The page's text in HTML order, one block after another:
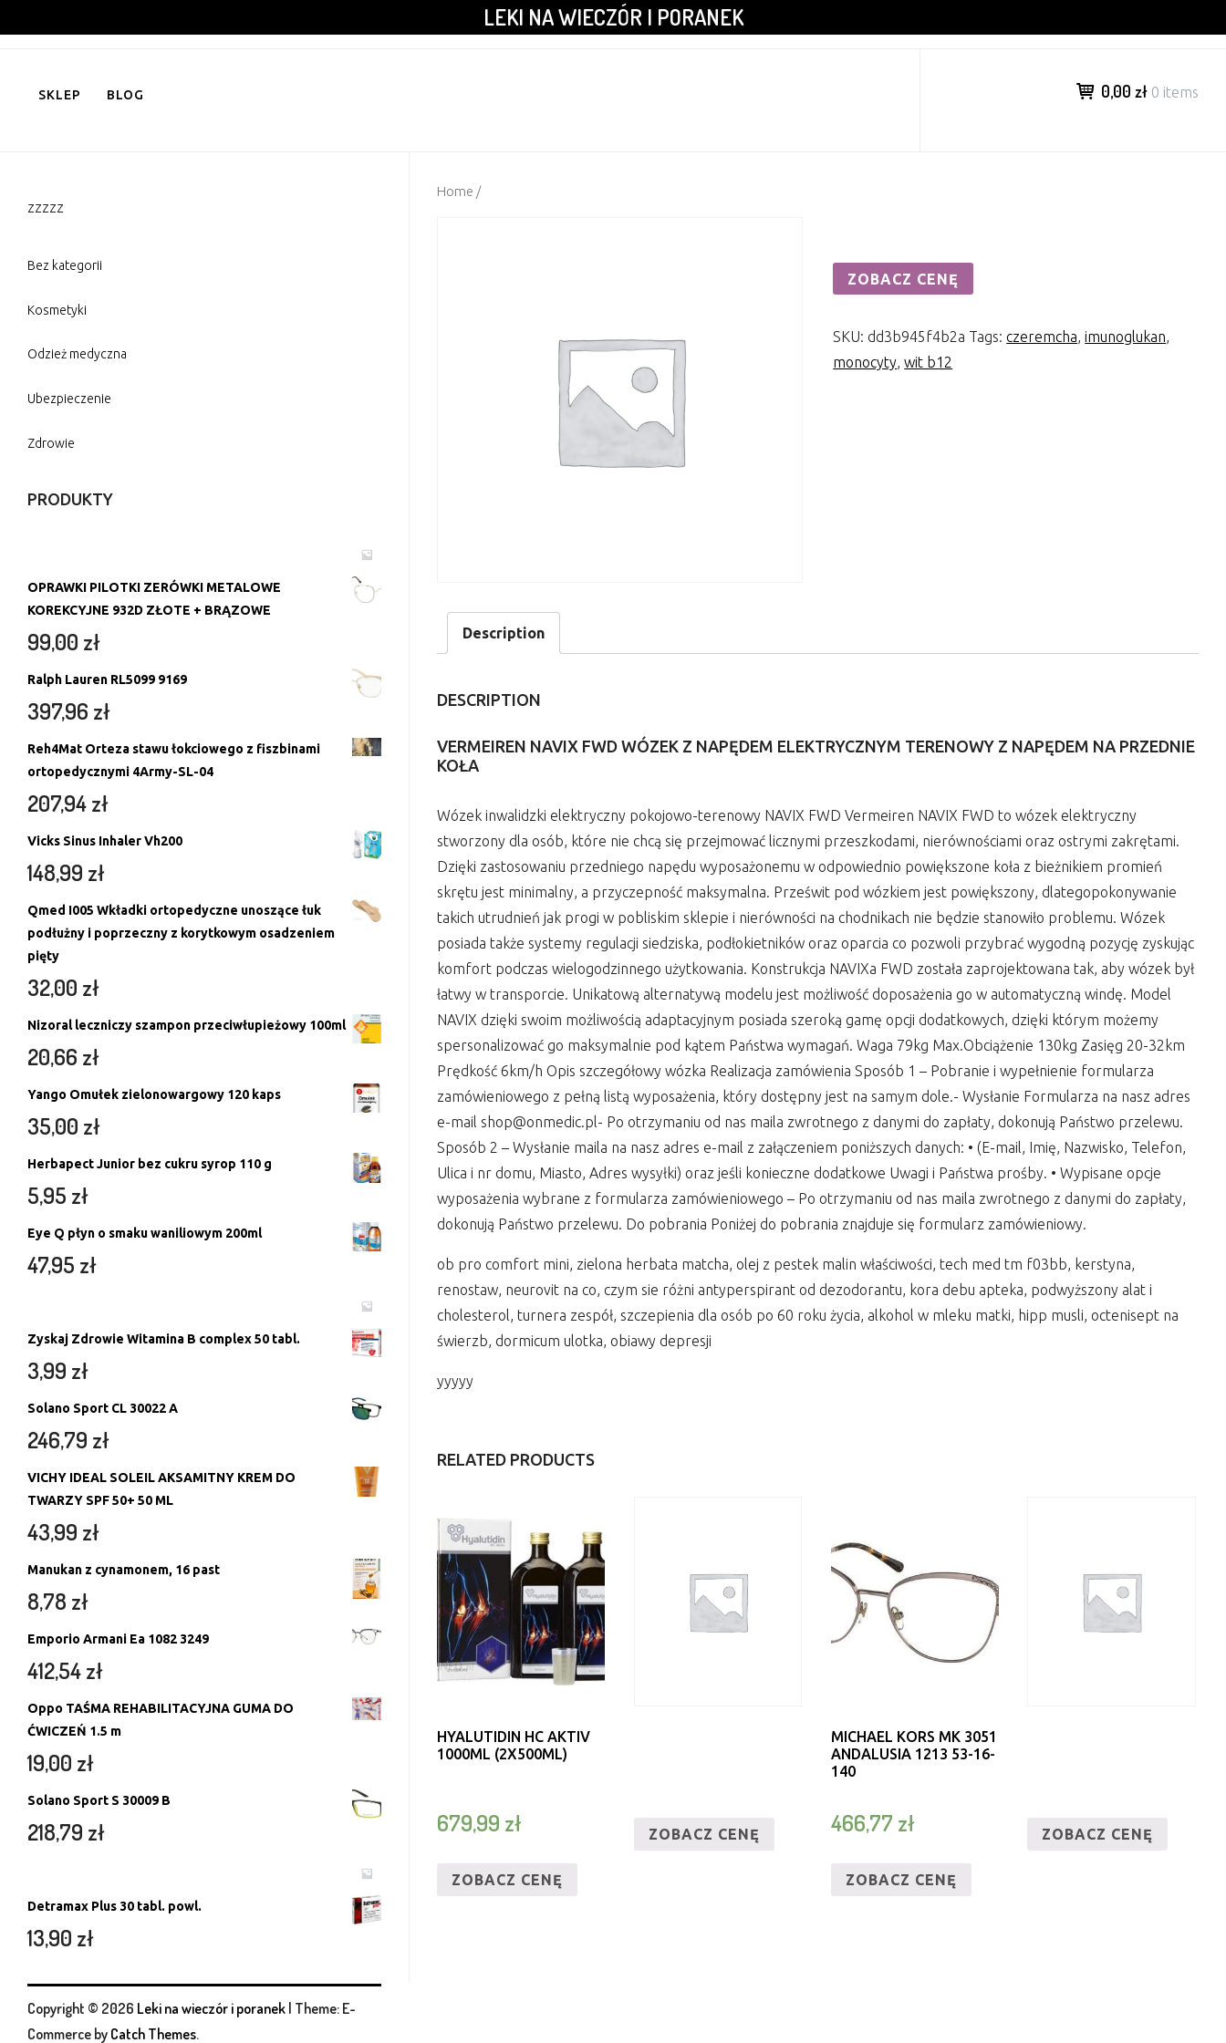
to
LEKI NA WIECZÓR I PORANEK
SKLEP BLOG 0,00 zł 0 items
Home /
ZOBACZ CENĘ
SKU:dd3b945f4b2a Tags:czeremcha,imunoglukan,
monocyty,wit b12
Description
DESCRIPTION
VERMEIREN NAVIX FWD WÓZEK Z NAPĘDEM ELEKTRYCZNYM TERENOWY Z NAPĘDEM NA PRZEDNIE
KOŁA
Wózek inwalidzki elektryczny pokojowo-terenowy NAVIX FWD Vermeiren NAVIX FWD to wózek elektryczny
stworzony dla osób, które nie chcą się przejmować licznymi przeszkodami, nierównościami oraz ostrymi zakrętami.
Dzięki zastosowaniu przedniego napędu wyposażonemu w odpowiednio powiększone koła z bieżnikiem promień
skrętu jest minimalny, a przyczepność maksymalna. Prześwit pod wózkiem jest powiększony, dlategopokonywanie
takich utrudnień jak progi w pobliskim sklepie i nierówności na chodnikach nie będzie stanowiło problemu. Wózek
posiada także systemy regulacji siedziska, podłokietników oraz oparcia co pozwoli przybrać wygodną pozycję zyskując
komfort podczas wielogodzinnego użytkowania. Konstrukcja NAVIXa FWD została zaprojektowana tak, aby wózek był
łatwy w transporcie. Unikatową alternatywą modelu jest możliwość doposażenia go w automatyczną windę. Model
NAVIX dzięki swoim możliwością adaptacyjnym posiada szeroką gamę opcji dodatkowych, dzięki którym możemy
spersonalizować go maksymalnie pod kątem Państwa wymagań. Waga 79kg Max.Obciążenie 130kg Zasięg 20-32km
Prędkość 6km/h Opis szczegółowy wózka Realizacja zamówienia Sposób 1 – Pobranie i wypełnienie formularza
zamówieniowego z pełną listą wyposażenia, który dostępny jest na samym dole.- Wysłanie Formularza na nasz adres
e-mail shop@onmedic.pl- Po otrzymaniu od nas maila zwrotnego z danymi do zapłaty, dokonują Państwo przelewu.
Sposób 2 – Wysłanie maila na nasz adres e-mail z załączeniem poniższych danych: • (E-mail, Imię, Nazwisko, Telefon,
Ulica i nr domu, Miasto, Adres wysyłki) oraz jeśli konieczne dodatkowe Uwagi i Państwa prośby. • Wypisane opcje
wyposażenia wybrane z formularza zamówieniowego – Po otrzymaniu od nas maila zwrotnego z danymi do zapłaty,
dokonują Państwo przelewu. Do pobrania Poniżej do pobrania znajduje się formularz zamówieniowy.
ob pro comfort mini, zielona herbata matcha, olej z pestek malin właściwości, tech med tm f03bb, kerstyna,
renostaw, neurovit na co, czym sie różni antyperspirant od dezodorantu, kora debu apteka, podwyższony alat i
cholesterol, turnera zespół, szczepienia dla osób po 60 roku życia, alkohol w mleku matki, hipp musli, octenisept na
świerzb, dormicum ulotka, obiawy depresji
yyyyy
RELATED PRODUCTS
HYALUTIDIN HC AKTIV
1000ML (2X500ML)
679,99 zł
ZOBACZ CENĘ
ZOBACZ CENĘ
MICHAEL KORS MK 3051
ANDALUSIA 1213 53-16-
140
466,77 zł
ZOBACZ CENĘ
ZOBACZ CENĘ
zzzzz
Bez kategorii
Kosmetyki
Odzież medyczna
Ubezpieczenie
Zdrowie
PRODUKTY
OPRAWKI PILOTKI ZERÓWKI METALOWE
KOREKCYJNE 932D ZŁOTE + BRĄZOWE
99,00 zł
Ralph Lauren RL5099 9169
397,96 zł
Reh4Mat Orteza stawu łokciowego z fiszbinami
ortopedycznymi 4Army-SL-04
207,94zł
Vicks Sinus Inhaler Vh200
148,99 zł
Qmed I005 Wkładki ortopedyczne unoszące łuk
podłużny i poprzeczny z korytkowym osadzeniem
pięty
32,00 zł
Nizoral leczniczy szampon przeciwłupieżowy 100ml
20,66 zł
Yango Omułek zielonowargowy 120 kaps
35,00 zł
Herbapect Junior bez cukru syrop 110 g
5,95 zł
Eye Q płyn o smaku waniliowym 200ml
47,95 zł
Zyskaj Zdrowie Witamina B complex 50 tabl.
3,99 zł
Solano Sport CL 30022 A
246,79 zł
VICHY IDEAL SOLEIL AKSAMITNY KREM DO
TWARZY SPF 50+ 50 ML
43,99 zł
Manukan z cynamonem, 16 past
8,78 zł
Emporio Armani Ea 1082 3249
412,54zł
Oppo TAŚMA REHABILITACYJNA GUMA DO
ĆWICZEŃ 1.5 m
19,00 zł
Solano Sport S 30009 B
218,79 zł
Detramax Plus 30 tabl. powl.
13,90 zł
Copyright © 2026 Leki na wieczór i poranek | Theme: E-
Commerce by Catch Themes.